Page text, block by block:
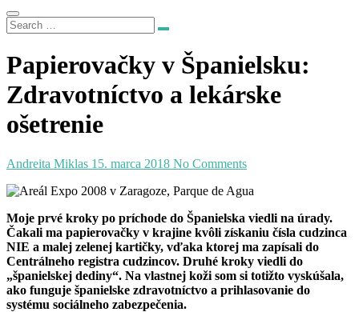
Papierovačky v Španielsku:
Zdravotníctvo a lekárske
ošetrenie
Andreita Miklas 15. marca 2018 No Comments
Moje prvé kroky po príchode do Španielska viedli na úrady.
Čakali ma papierovačky v krajine kvôli získaniu čísla cudzinca
NIE a malej zelenej kartičky, vďaka ktorej ma zapísali do
Centrálneho registra cudzincov. Druhé kroky viedli do
„španielskej dediny“. Na vlastnej koži som si totižto vyskúšala,
ako funguje španielske zdravotníctvo a prihlasovanie do
systému sociálneho zabezpečenia.